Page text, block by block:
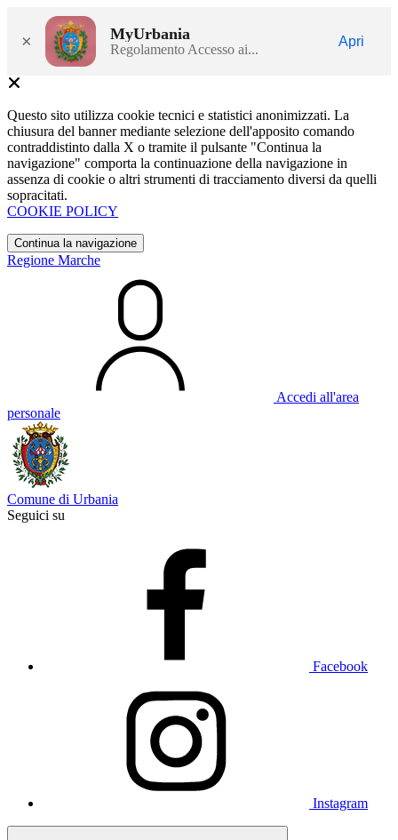
× MyUrbania
Regolamento Accesso ai...
Apri
Questo sito utilizza cookie tecnici e statistici anonimizzati. La
chiusura del banner mediante selezione dell'apposito comando
contraddistinto dalla X o tramite il pulsante "Continua la
navigazione" comporta la continuazione della navigazione in
assenza di cookie o altri strumenti di tracciamento diversi da quelli
sopracitati.
COOKIE POLICY
Continua la navigazione
Regione Marche
Accedi all'area
personale
Comune di Urbania
Seguici su
Facebook
Instagram